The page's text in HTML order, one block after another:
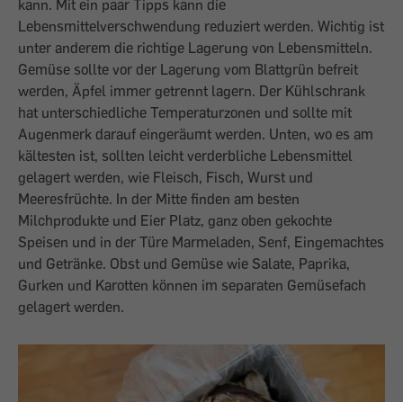
kann. Mit ein paar Tipps kann die
Lebensmittelverschwendung reduziert werden. Wichtig ist
unter anderem die richtige Lagerung von Lebensmitteln.
Gemüse sollte vor der Lagerung vom Blattgrün befreit
werden, Äpfel immer getrennt lagern. Der Kühlschrank
hat unterschiedliche Temperaturzonen und sollte mit
Augenmerk darauf eingeräumt werden. Unten, wo es am
kältesten ist, sollten leicht verderbliche Lebensmittel
gelagert werden, wie Fleisch, Fisch, Wurst und
Meeresfrüchte. In der Mitte finden am besten
Milchprodukte und Eier Platz, ganz oben gekochte
Speisen und in der Türe Marmeladen, Senf, Eingemachtes
und Getränke. Obst und Gemüse wie Salate, Paprika,
Gurken und Karotten können im separaten Gemüsefach
gelagert werden.